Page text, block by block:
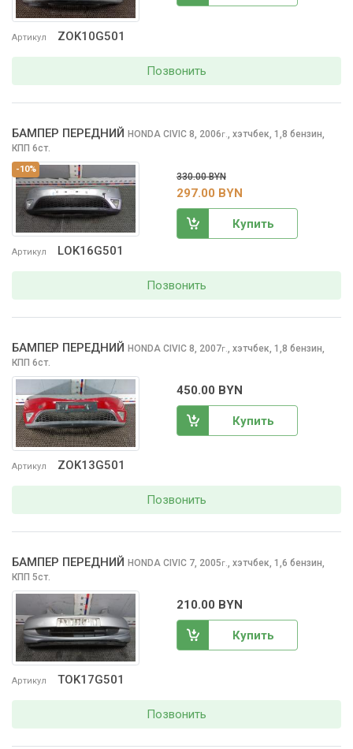
Артикул ZOK10G501
Позвонить
-10%
Артикул LOK16G501
БАМПЕР ПЕРЕДНИЙ HONDA CIVIC 8, 2006г., хэтчбек, 1,8 бензин,
КПП 6ст.
330.00 BYN
297.00 BYN
Купить
Позвонить
Артикул ZOK13G501
БАМПЕР ПЕРЕДНИЙ HONDA CIVIC 8, 2007г., хэтчбек, 1,8 бензин,
КПП 6ст.
450.00 BYN
Купить
Позвонить
Артикул TOK17G501
БАМПЕР ПЕРЕДНИЙ HONDA CIVIC 7, 2005г., хэтчбек, 1,6 бензин,
КПП 5ст.
210.00 BYN
Купить
Позвонить